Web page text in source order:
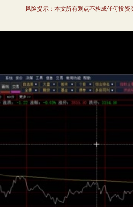
风险提示：本文所有观点不构成任何投